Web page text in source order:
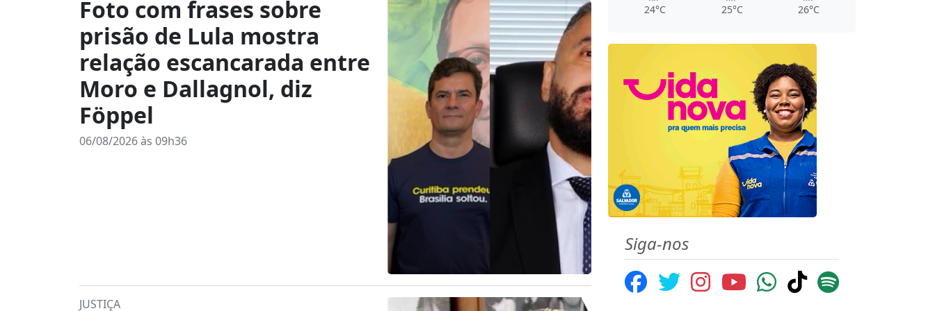
Foto com frases sobre
prisão de Lula mostra
relação escancarada entre
Moro e Dallagnol, diz
Föppel
06/08/2026 às 09h36
JUSTIÇA
24°C 25°C 26°C
Siga-nos